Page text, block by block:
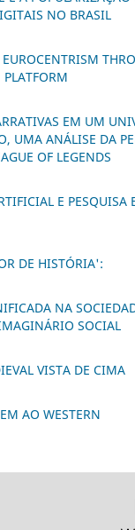
NO BRASIL
EM UM
UMA ANÁLISE DA
OF LEGENDS
E PESQUISA
DE HISTÓRIA':
NA
SOCIAL
VISTA DE CIMA
AO WESTERN